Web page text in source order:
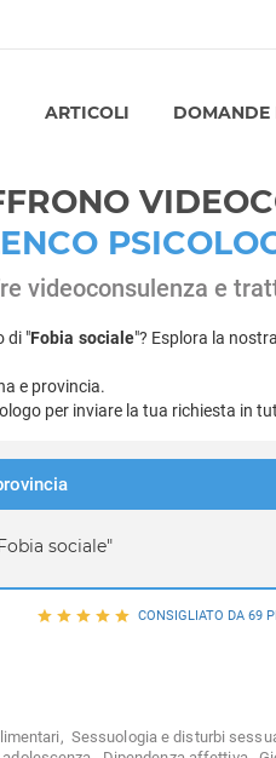
ARTICOLI DOMANDE
videoconsulenza e
di "Fobia sociale"? Esplora la
e provincia.
per inviare la tua richiesta in
sociale"
CONSIGLIATO DA 69
Sessuologia e disturbi